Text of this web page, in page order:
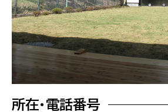
所在・電話番号